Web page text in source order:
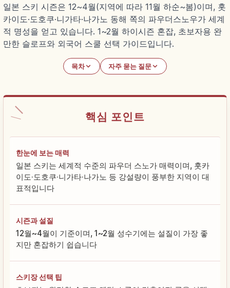
일본 스키 시즌은 12~4월(지역에 따라 11월 하순~봄)이며, 홋
카이도·도호쿠·니가타·나가노 동해 쪽의 파우더스노우가 세계
적 명성을 얻고 있습니다. 1~2월 하이시즌 혼잡, 초보자용 완
만한 슬로프와 외국어 스쿨 선택 가이드입니다.
목차 자주 묻는 질문
핵심 포인트
한눈에 보는 매력
일본 스키는 세계적 수준의 파우더 스노가 매력이며, 홋카
이도·도호쿠·니가타·나가노 등 강설량이 풍부한 지역이 대
표적입니다
시즌과 설질
12월~4월이 기준이며, 1~2월 성수기에는 설질이 가장 좋
지만 혼잡하기 쉽습니다
스키장 선택 팁